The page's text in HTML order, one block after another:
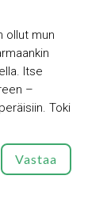
ollut mun
Itse
–
Toki
Vastaa